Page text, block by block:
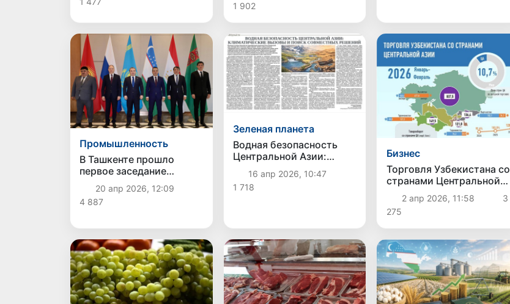
логистической
Узбекистана
1 902
Промышленность
В Ташкенте прошло
первое заседание
министров
промышленности стран
Центральной Азии и
20 апр 2026, 12:09
4 887
Зеленая планета
Водная безопасность
Центральной Азии:
климатические вызовы и
поиск совместных
решений
16 апр 2026, 10:47
1 718
Бизнес
Торговля Узбекистана со
странами Центральной
Азии в январе-феврале
2026 года: инфографика
2 апр 2026, 11:58
3
275